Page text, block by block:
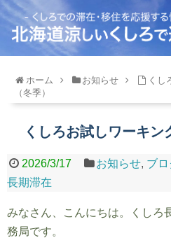
ホーム お知らせ
くし
（冬季）
くしろお試しワーキン
2026/3/17 お知らせ, ブ
長期滞在
みなさん、こんにちは。くしろ
務局です。